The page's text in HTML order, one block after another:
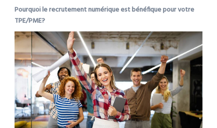
Pourquoi le recrutement numérique est bénéfique pour votre
TPE/PME?